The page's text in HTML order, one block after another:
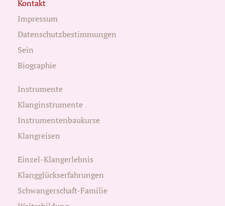
Kontakt
Impressum
Datenschutzbestimmungen
Sein
Biographie
Instrumente
Klanginstrumente
Instrumentenbaukurse
Klangreisen
Einzel-Klangerlebnis
Klangglückserfahrungen
Schwangerschaft-Familie